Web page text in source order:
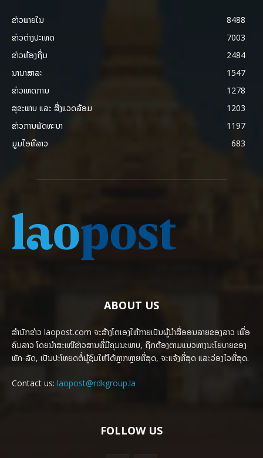
ຂ່າວພາຍ​ໃນ
8488
ຂ່າວຕ່າງປະເທດ
7003
ຂ່າວທ້ອງຖິ່ນ
2484
ນານາສາລະ
1547
ຂ່າວເຫດການ
1278
ສຸຂະພາບ ແລະ ສີ່ງແວດລ້ອມ
1203
ຂ່າວການພັດທະນາ
1197
ມູມໄອທີລາວ
683
ABOUT US
ສຳນັກຂ່າວ laopost.com ຈະສ້າງໂຕເອງໃຫ້ກາຍເປັນຜູ້ນຳສື່ອອນລາຍຂອງລາວ ເພື່ອ
ຄົນລາວ ໂດຍນຳສະເໜີຂ່າວສານທີ່ມີຄຸນນະພາບ, ຖືກຕ້ອງຕາມແນວທາງນະໂຍບາຍຂອງ
ພັກ-ລັດ, ເປັນປະໂຫຍດຕໍ່ຜູ້ຊົມໃຫ້ໄດ້ຫຼາກຫຼາຍທີ່ສຸດ, ຈະແຈ້ງທີ່ສຸດ ແລະວ່ອງໄວທີ່ສຸດ.
Contact us: laopost@rdkgroup.la
FOLLOW US